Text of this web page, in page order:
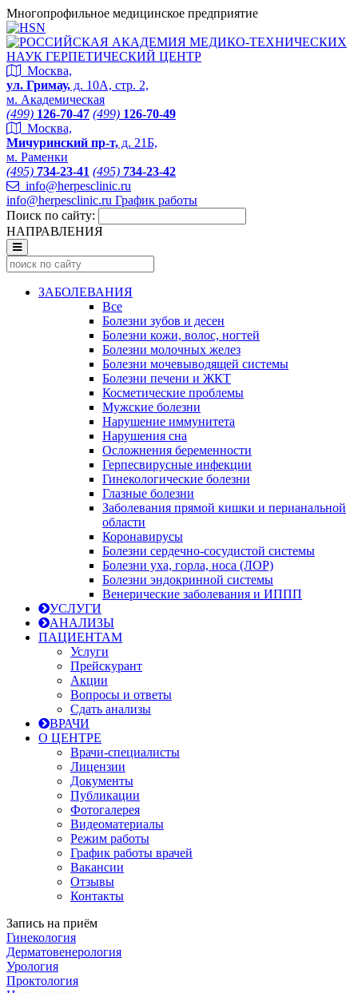
Многопрофильное медицинское предприятие
Москва,
ул. Гримау, д. 10А, стр. 2,
м. Академическая
(499) 126-70-47 (499) 126-70-49
Москва,
Мичуринский пр-т, д. 21Б,
м. Раменки
(495) 734-23-41 (495) 734-23-42
info@herpesclinic.ru
info@herpesclinic.ru График работы
Поиск по сайту:
НАПРАВЛЕНИЯ
ЗАБОЛЕВАНИЯ
Все
Болезни зубов и десен
Болезни кожи, волос, ногтей
Болезни молочных желез
Болезни мочевыводящей системы
Болезни печени и ЖКТ
Косметические проблемы
Мужские болезни
Нарушение иммунитета
Нарушения сна
Осложнения беременности
Герпесвирусные инфекции
Гинекологические болезни
Глазные болезни
Заболевания прямой кишки и перианальной
области
Коронавирусы
Болезни сердечно-сосудистой системы
Болезни уха, горла, носа (ЛОР)
Болезни эндокринной системы
Венерические заболевания и ИППП
УСЛУГИ
АНАЛИЗЫ
ПАЦИЕНТАМ
Услуги
Прейскурант
Акции
Вопросы и ответы
Сдать анализы
ВРАЧИ
О ЦЕНТРЕ
Врачи-специалисты
Лицензии
Документы
Публикации
Фотогалерея
Видеоматериалы
Режим работы
График работы врачей
Вакансии
Отзывы
Контакты
Запись на приём
Гинекология
Дерматовенерология
Урология
Проктология